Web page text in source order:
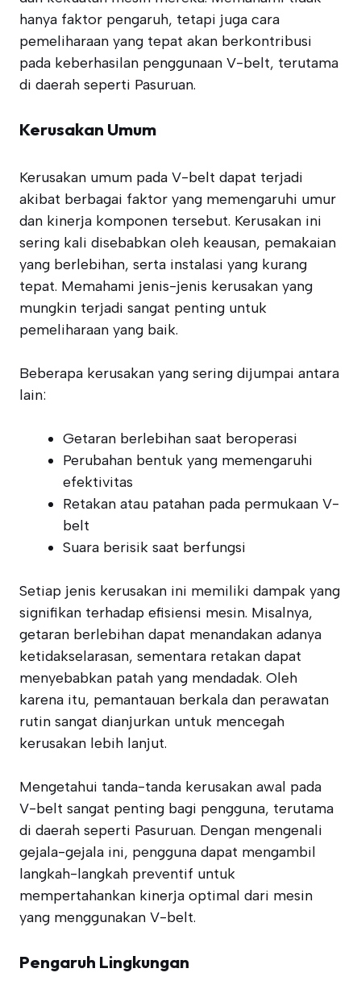
hanya faktor pengaruh, tetapi juga cara
pemeliharaan yang tepat akan berkontribusi
pada keberhasilan penggunaan V-belt, terutama
di daerah seperti Pasuruan.
Kerusakan Umum
Kerusakan umum pada V-belt dapat terjadi
akibat berbagai faktor yang memengaruhi umur
dan kinerja komponen tersebut. Kerusakan ini
sering kali disebabkan oleh keausan, pemakaian
yang berlebihan, serta instalasi yang kurang
tepat. Memahami jenis-jenis kerusakan yang
mungkin terjadi sangat penting untuk
pemeliharaan yang baik.
Beberapa kerusakan yang sering dijumpai antara
lain:
Getaran berlebihan saat beroperasi
Perubahan bentuk yang memengaruhi
efektivitas
Retakan atau patahan pada permukaan V-
belt
Suara berisik saat berfungsi
Setiap jenis kerusakan ini memiliki dampak yang
signifikan terhadap efisiensi mesin. Misalnya,
getaran berlebihan dapat menandakan adanya
ketidakselarasan, sementara retakan dapat
menyebabkan patah yang mendadak. Oleh
karena itu, pemantauan berkala dan perawatan
rutin sangat dianjurkan untuk mencegah
kerusakan lebih lanjut.
Mengetahui tanda-tanda kerusakan awal pada
V-belt sangat penting bagi pengguna, terutama
di daerah seperti Pasuruan. Dengan mengenali
gejala-gejala ini, pengguna dapat mengambil
langkah-langkah preventif untuk
mempertahankan kinerja optimal dari mesin
yang menggunakan V-belt.
Pengaruh Lingkungan